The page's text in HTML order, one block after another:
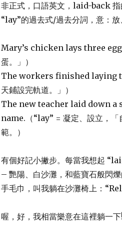
非正式，口語英文，laid-back
“lay”的過去式/過去分詞，意：
Mary’s chicken lays three
蛋。」）
The workers finished laying
天鋪設完軌道。」）
The new teacher laid down
name.（“lay” = 凝定、設立，「
範。）
有個好記小撇步。每當我想起
– 艷陽、白沙灘，和藍寶石般閃
手毛巾，叫我躺在沙灘椅上：
喔，好，我相當樂意在這裡躺一下!